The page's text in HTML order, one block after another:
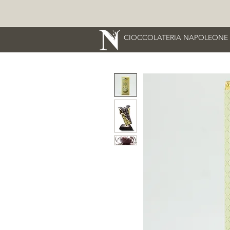
CIOCCOLATERIA NAPOLEONE